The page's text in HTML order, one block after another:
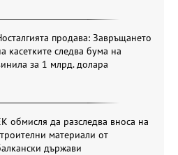
продава: Завръщането
касетките следва бума на
за 1 млрд. долара
обмисля да разследва вноса на
материали от
държави